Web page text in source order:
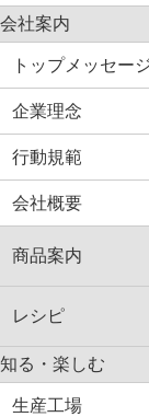
会社案内
トップメッセー
企業理念
行動規範
会社概要
商品案内
レシピ
知る・楽しむ
生産工場